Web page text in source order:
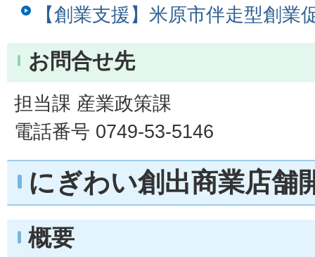
【創業支援】米原市伴走型創業
お問合せ先
担当課 産業政策課
電話番号 0749-53-5146
にぎわい創出商業店舗
概要